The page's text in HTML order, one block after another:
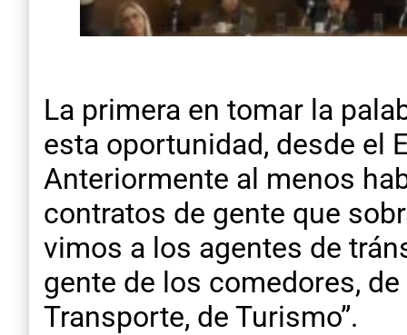
La primera en tomar la
esta oportunidad, desde el
Anteriormente al menos
contratos de gente que
vimos a los agentes de
gente de los comedores,
Transporte, de Turismo”.